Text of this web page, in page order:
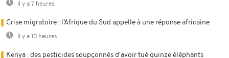
Il y a 7 heures
Crise migratoire : l’Afrique du Sud appelle à une réponse africaine
Il y a 10 heures
Kenya : des pesticides soupçonnés d'avoir tué quinze éléphants